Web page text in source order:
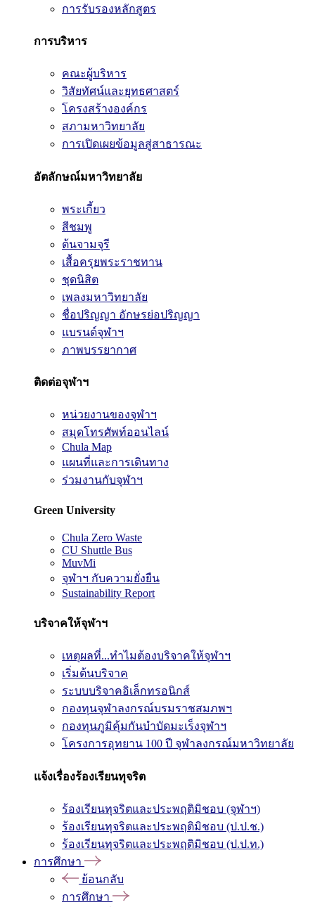
การรับรองหลักสูตร
การบริหาร
คณะผู้บริหาร
วิสัยทัศน์และยุทธศาสตร์
โครงสร้างองค์กร
สภามหาวิทยาลัย
การเปิดเผยข้อมูลสู่สาธารณะ
อัตลักษณ์มหาวิทยาลัย
พระเกี้ยว
สีชมพู
ต้นจามจุรี
เสื้อครุยพระราชทาน
ชุดนิสิต
เพลงมหาวิทยาลัย
ชื่อปริญญา อักษรย่อปริญญา
แบรนด์จุฬาฯ
ภาพบรรยากาศ
ติดต่อจุฬาฯ
หน่วยงานของจุฬาฯ
สมุดโทรศัพท์ออนไลน์
Chula Map
แผนที่และการเดินทาง
ร่วมงานกับจุฬาฯ
Green University
Chula Zero Waste
CU Shuttle Bus
MuvMi
จุฬาฯ กับความยั่งยืน
Sustainability Report
บริจาคให้จุฬาฯ
เหตุผลที่...ทำไมต้องบริจาคให้จุฬาฯ
เริ่มต้นบริจาค
ระบบบริจาคอิเล็กทรอนิกส์
กองทุนจุฬาลงกรณ์บรมราชสมภพฯ
กองทุนภูมิคุ้มกันบำบัดมะเร็งจุฬาฯ
โครงการอุทยาน 100 ปี จุฬาลงกรณ์มหาวิทยาลัย
แจ้งเรื่องร้องเรียนทุจริต
ร้องเรียนทุจริตและประพฤติมิชอบ (จุฬาฯ)
ร้องเรียนทุจริตและประพฤติมิชอบ (ป.ป.ช.)
ร้องเรียนทุจริตและประพฤติมิชอบ (ป.ป.ท.)
การศึกษา
ย้อนกลับ
การศึกษา